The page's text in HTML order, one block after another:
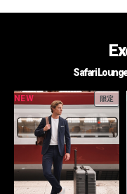
Safari
NEW 限定